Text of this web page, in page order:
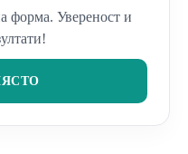
форма. Увереност и